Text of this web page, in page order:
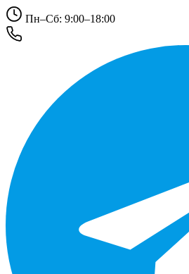
Пн–Сб: 9:00–18:00